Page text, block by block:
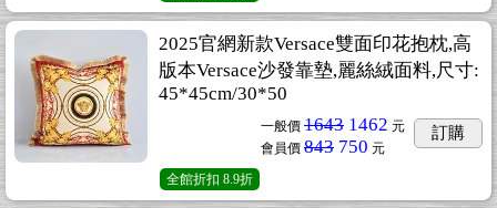
2025官網新款Versace雙面印花抱枕,高
版本Versace沙發靠墊,麗絲絨面料,尺寸:
45*45cm/30*50
一般價 1643 1462 元
會員價 843 750 元
訂購
全館折扣 8.9折